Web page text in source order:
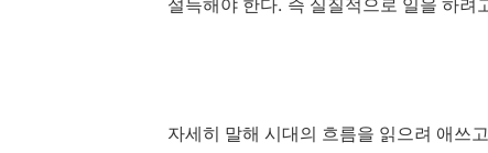
설득해야 한다. 즉 실질적으로 일을 하려
자세히 말해 시대의 흐름을 읽으려 애쓰고